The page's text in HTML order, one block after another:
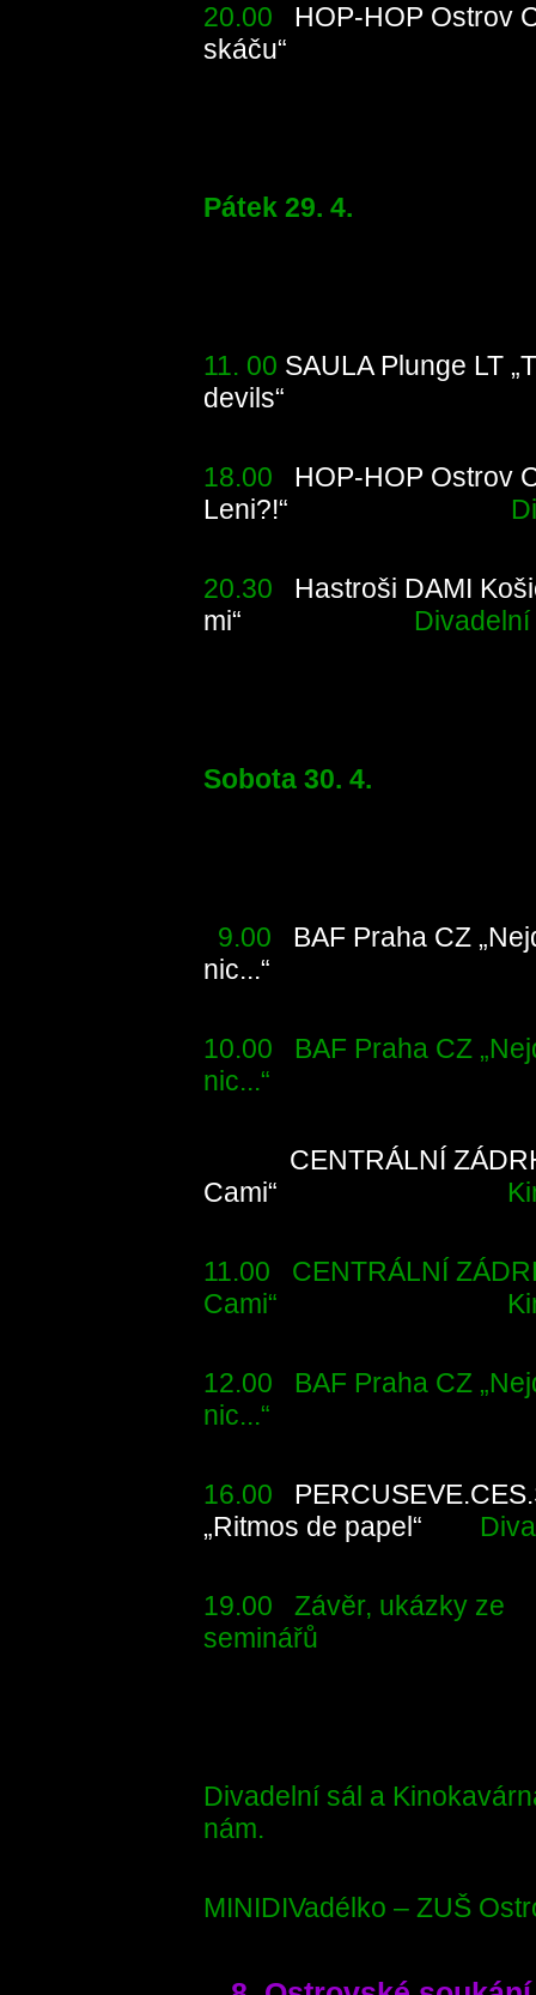
20.00 HOP-HOP Ostrov
skáču“
Pátek 29. 4.
11. 00 SAULA Plunge LT
devils“
18.00 HOP-HOP Ostrov
Leni?!“
20.30 Hastroši DAMI
mi“ Divadelní
Sobota 30. 4.
9.00 BAF Praha CZ
nic...“
10.00 BAF Praha CZ
nic...“
CENTRÁLNÍ
Cami“
11.00 CENTRÁLNÍ
Cami“
12.00 BAF Praha CZ
nic...“
16.00
„Ritmos de papel“
19.00 Závěr, ukázky ze
seminářů
Divadelní sál a
nám.
MINIDIVadélko – ZUŠ